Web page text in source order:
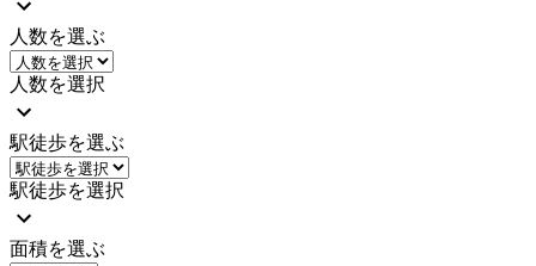
人数を選ぶ
人数を選択
駅徒歩を選ぶ
駅徒歩を選択
面積を選ぶ